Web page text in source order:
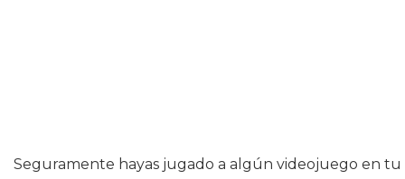
Seguramente hayas jugado a algún videojuego en tu